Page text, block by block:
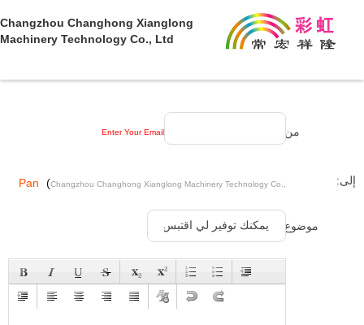
Changzhou Changhong Xianglong
Machinery Technology Co., Ltd
من: Enter Your Email
إلى: Pan (Changzhou Changhong Xianglong Machinery Technology Co.,
)
موضوع: